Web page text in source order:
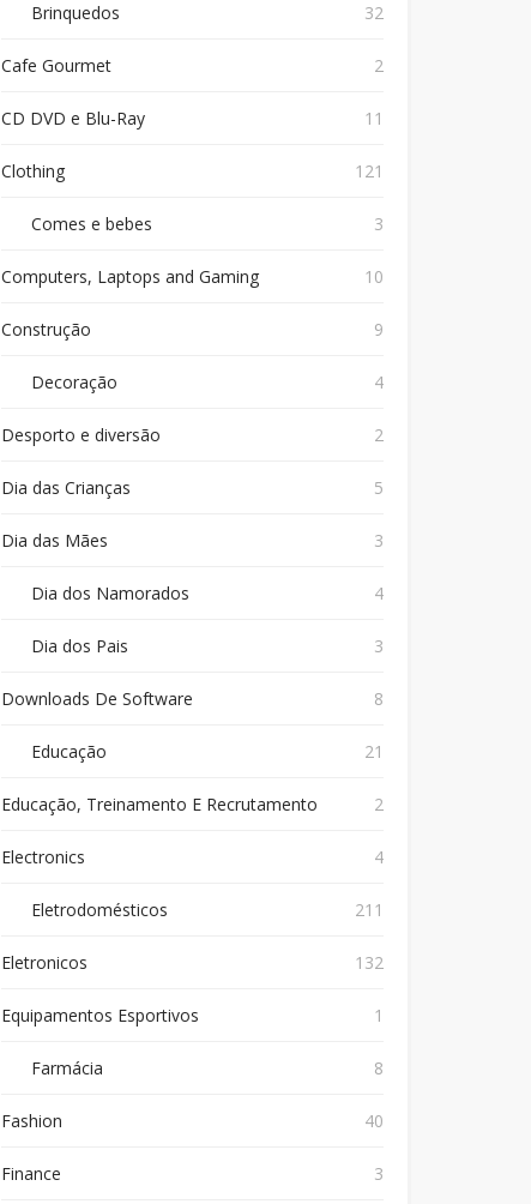
Brinquedos 32
Cafe Gourmet 2
CD DVD e Blu-Ray 11
Clothing 121
Comes e bebes 3
Computers, Laptops and Gaming 10
Construção 9
Decoração 4
Desporto e diversão 2
Dia das Crianças 5
Dia das Mães 3
Dia dos Namorados 4
Dia dos Pais 3
Downloads De Software 8
Educação 21
Educação, Treinamento E Recrutamento 2
Electronics 4
Eletrodomésticos 211
Eletronicos 132
Equipamentos Esportivos 1
Farmácia 8
Fashion 40
Finance 3